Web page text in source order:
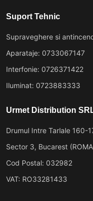
Suport Tehnic
Supraveghere si
Aparataje: 0733067147
Interfonie: 0726371422
Iluminat: 0723883333
Urmet Distribution
Drumul Intre Tarlale 160-
Sector 3, Bucarest
Cod Postal: 032982
VAT: RO33281433